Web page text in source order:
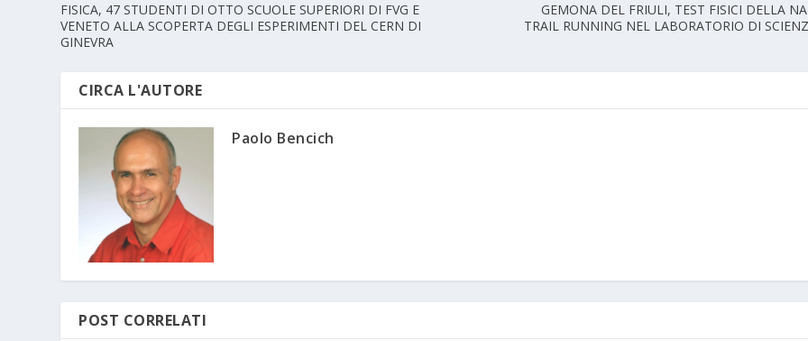
FISICA, 47 STUDENTI DI OTTO SCUOLE SUPERIORI DI FVG E
VENETO ALLA SCOPERTA DEGLI ESPERIMENTI DEL CERN DI
GINEVRA
GEMONA DEL FRIULI, TEST FISICI DELLA
TRAIL RUNNING NEL LABORATORIO DI
CIRCA L'AUTORE
Paolo Bencich
POST CORRELATI